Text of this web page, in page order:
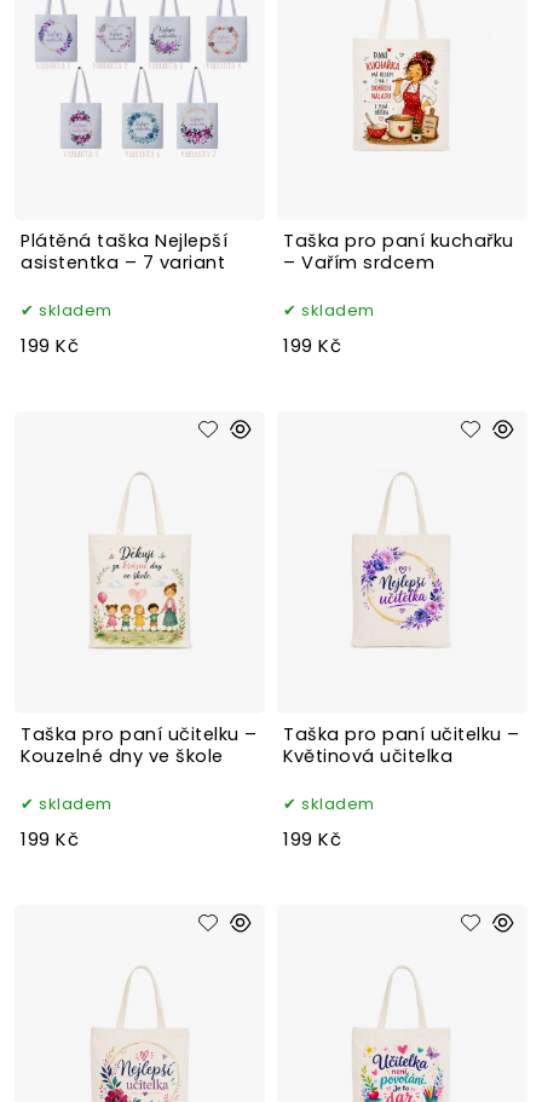
Plátěná taška Nejlepší
asistentka – 7 variant
skladem
199 Kč
Taška pro paní kuchařku
– Vařím srdcem
skladem
199 Kč
Taška pro paní učitelku –
Kouzelné dny ve škole
skladem
199 Kč
Taška pro paní učitelku –
Květinová učitelka
skladem
199 Kč